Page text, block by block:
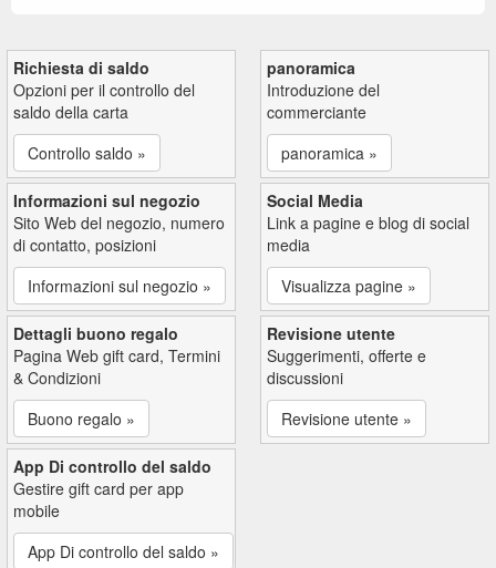
Richiesta di saldo
Opzioni per il controllo del
saldo della carta
Controllo saldo »
panoramica
Introduzione del
commerciante
panoramica »
Informazioni sul negozio
Sito Web del negozio, numero
di contatto, posizioni
Informazioni sul negozio »
Social Media
Link a pagine e blog di social
media
Visualizza pagine »
Dettagli buono regalo
Pagina Web gift card, Termini
& Condizioni
Buono regalo »
Revisione utente
Suggerimenti, offerte e
discussioni
Revisione utente »
App Di controllo del saldo
Gestire gift card per app
mobile
App Di controllo del saldo »